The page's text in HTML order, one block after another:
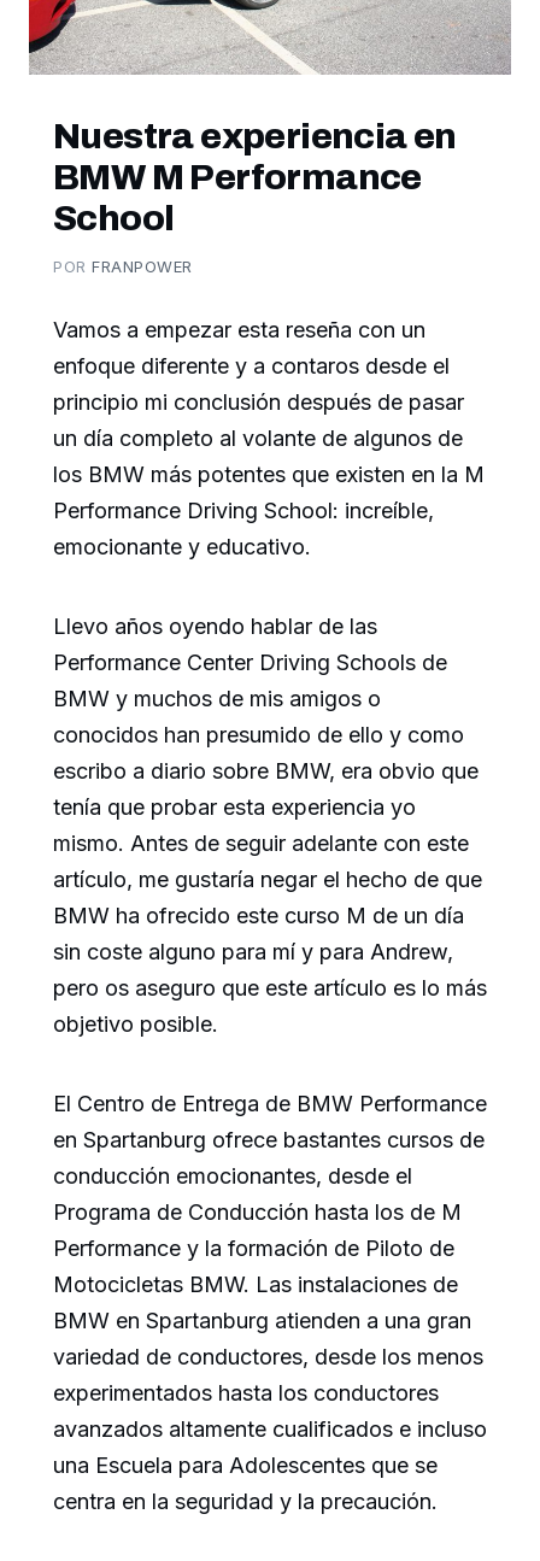
Nuestra experiencia en
BMW M Performance
School
PORFRANPOWER
Vamos a empezar esta reseña con un
enfoque diferente y a contaros desde el
principio mi conclusión después de pasar
un día completo al volante de algunos de
los BMW más potentes que existen en la M
Performance Driving School: increíble,
emocionante y educativo.
Llevo años oyendo hablar de las
Performance Center Driving Schools de
BMW y muchos de mis amigos o
conocidos han presumido de ello y como
escribo a diario sobre BMW, era obvio que
tenía que probar esta experiencia yo
mismo. Antes de seguir adelante con este
artículo, me gustaría negar el hecho de que
BMW ha ofrecido este curso M de un día
sin coste alguno para mí y para Andrew,
pero os aseguro que este artículo es lo más
objetivo posible.
El Centro de Entrega de BMW Performance
en Spartanburg ofrece bastantes cursos de
conducción emocionantes, desde el
Programa de Conducción hasta los de M
Performance y la formación de Piloto de
Motocicletas BMW. Las instalaciones de
BMW en Spartanburg atienden a una gran
variedad de conductores, desde los menos
experimentados hasta los conductores
avanzados altamente cualificados e incluso
una Escuela para Adolescentes que se
centra en la seguridad y la precaución.